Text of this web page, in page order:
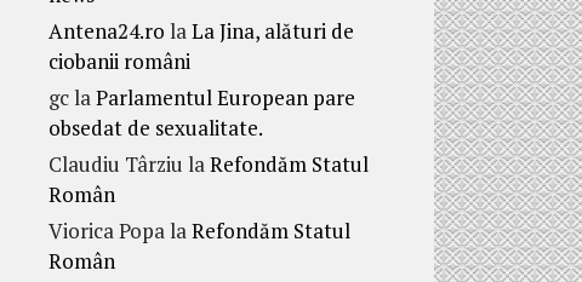
Antena24.ro laLa Jina, alături de
ciobanii români
gclaParlamentul European pare
obsedat de sexualitate.
Claudiu Târziu laRefondăm Statul
Român
Viorica PopalaRefondăm Statul
Român